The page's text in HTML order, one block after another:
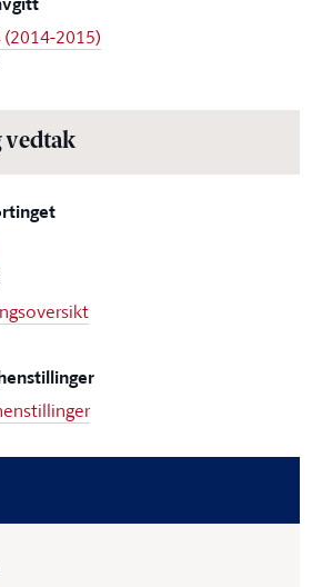
(2014-2015)
vedtak